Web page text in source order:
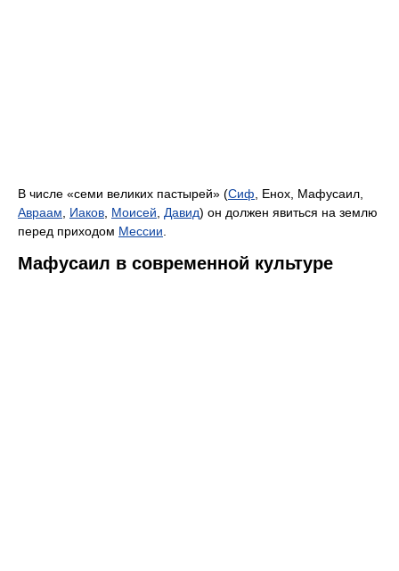
В числе «семи великих пастырей» (Сиф , Енох, Мафусаил,
Авраам
Иаков Моисей Давид) он должен явиться на землю
перед приходом Мессии
Мафусаил в современной культуре